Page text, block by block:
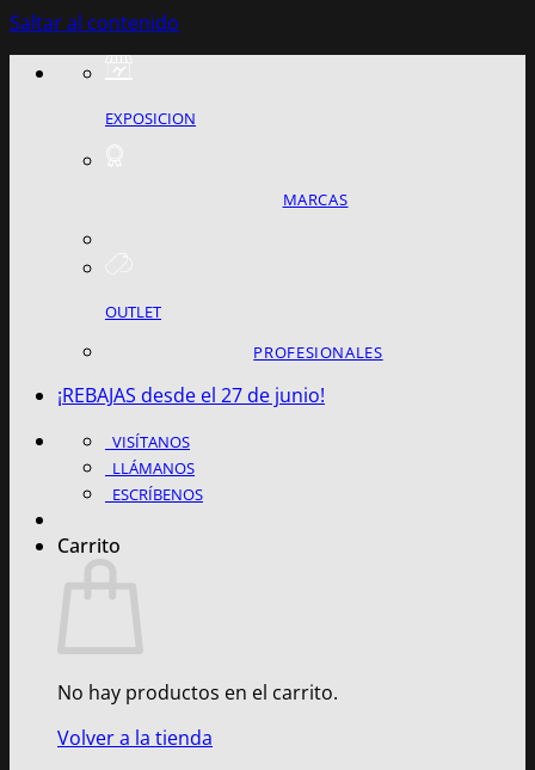
Saltar al contenido
EXPOSICION
MARCAS
OUTLET
PROFESIONALES
¡REBAJAS desde el 27 de junio!
VISÍTANOS
LLÁMANOS
ESCRÍBENOS
Carrito
No hay productos en el carrito.
Volver a la tienda